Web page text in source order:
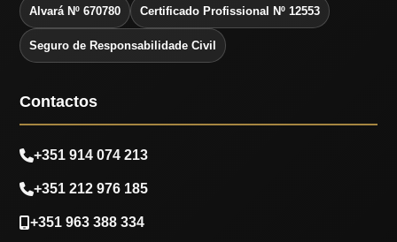
Alvará Nº 670780 Certificado Profissional Nº 12553
Seguro de Responsabilidade Civil
Contactos
+351 914 074 213
+351 212 976 185
+351 963 388 334